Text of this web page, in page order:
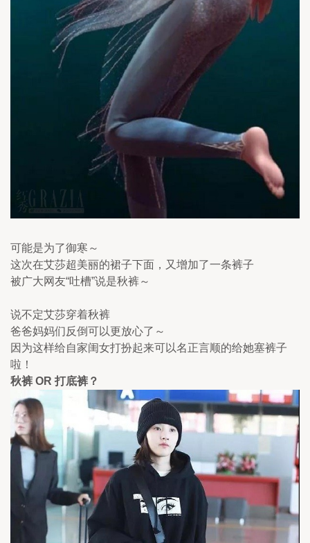
可能是为了御寒～
这次在艾莎超美丽的裙子下面，又增加了一条裤子
被广大网友“吐槽”说是秋裤～
说不定艾莎穿着秋裤
爸爸妈妈们反倒可以更放心了～
因为这样给自家闺女打扮起来可以名正言顺的给她塞裤子
啦！
秋裤 OR 打底裤？